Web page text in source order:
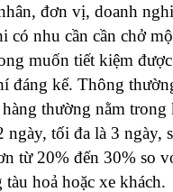
đơn vị, doanh
có nhu cần cần chở
muốn tiết kiệm
đáng kể. Thông
thường nằm trong
ngày, tối đa là 3 ngày,
từ 20% đến 30% so
tàu hoả hoặc xe khách.